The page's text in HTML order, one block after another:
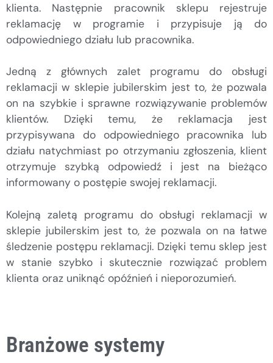
klienta. Następnie pracownik sklepu rejestruje
reklamację w programie i przypisuje ją do
odpowiedniego działu lub pracownika.
Jedną z głównych zalet programu do obsługi
reklamacji w sklepie jubilerskim jest to, że pozwala
on na szybkie i sprawne rozwiązywanie problemów
klientów. Dzięki temu, że reklamacja jest
przypisywana do odpowiedniego pracownika lub
działu natychmiast po otrzymaniu zgłoszenia, klient
otrzymuje szybką odpowiedź i jest na bieżąco
informowany o postępie swojej reklamacji.
Kolejną zaletą programu do obsługi reklamacji w
sklepie jubilerskim jest to, że pozwala on na łatwe
śledzenie postępu reklamacji. Dzięki temu sklep jest
w stanie szybko i skutecznie rozwiązać problem
klienta oraz uniknąć opóźnień i nieporozumień.
Branżowe systemy